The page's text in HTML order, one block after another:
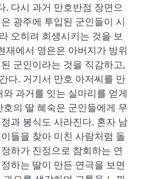
. 다시 과거 만호반점 장면으
광주에 투입된 군인들이 시
오히려 희생시키는 것을 보
재에서 영은은 아버지가 방위
군인이라는 것을 직감하고,
다. 거기서 만호 아저씨를 만
과거를 잇는 실마리를 얻게
의 딸 혜숙은 군인들에게 무
과 봉식도 사라진다. 혼자 남
들을 찾아 미친 사람처럼 돌
하가 진정으로 참회하는 연
하는 딸이 만든 연극을 보면